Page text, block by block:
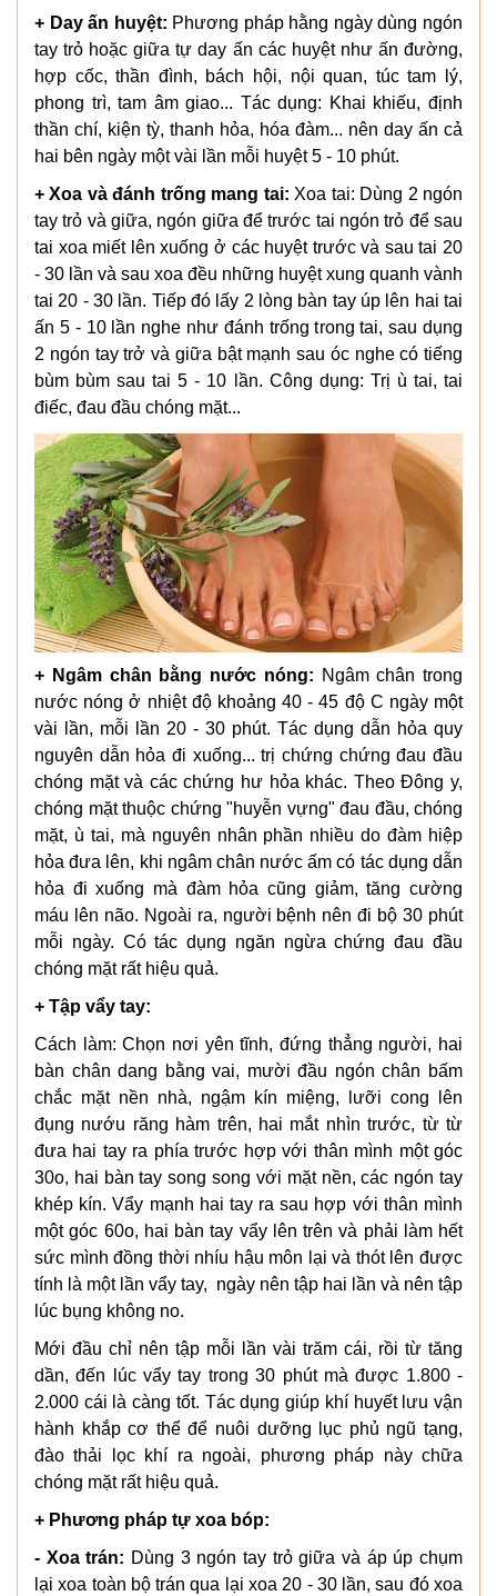
+ Day ấn huyệt: Phương pháp hằng ngày dùng ngón
tay trỏ hoặc giữa tự day ấn các huyệt như ấn đường,
hợp cốc, thần đình, bách hội, nội quan, túc tam lý,
phong trì, tam âm giao... Tác dụng: Khai khiếu, định
thần chí, kiện tỳ, thanh hỏa, hóa đàm... nên day ấn cả
hai bên ngày một vài lần mỗi huyệt 5 - 10 phút.
+ Xoa và đánh trống mang tai: Xoa tai: Dùng 2 ngón
tay trỏ và giữa, ngón giữa để trước tai ngón trỏ để sau
tai xoa miết lên xuống ở các huyệt trước và sau tai 20
- 30 lần và sau xoa đều những huyệt xung quanh vành
tai 20 - 30 lần. Tiếp đó lấy 2 lòng bàn tay úp lên hai tai
ấn 5 - 10 lần nghe như đánh trống trong tai, sau dụng
2 ngón tay trở và giữa bật mạnh sau óc nghe có tiếng
bùm bùm sau tai 5 - 10 lần. Công dụng: Trị ù tai, tai
điếc, đau đầu chóng mặt...
+ Ngâm chân bằng nước nóng: Ngâm chân trong
nước nóng ở nhiệt độ khoảng 40 - 45 độ C ngày một
vài lần, mỗi lần 20 - 30 phút. Tác dụng dẫn hỏa quy
nguyên dẫn hỏa đi xuống... trị chứng chứng đau đầu
chóng mặt và các chứng hư hỏa khác. Theo Đông y,
chóng mặt thuộc chứng "huyễn vựng" đau đầu, chóng
mặt, ù tai, mà nguyên nhân phần nhiều do đàm hiệp
hỏa đưa lên, khi ngâm chân nước ấm có tác dụng dẫn
hỏa đi xuống mà đàm hỏa cũng giảm, tăng cường
máu lên não. Ngoài ra, người bệnh nên đi bộ 30 phút
mỗi ngày. Có tác dụng ngăn ngừa chứng đau đầu
chóng mặt rất hiệu quả.
+ Tập vẩy tay:
Cách làm: Chọn nơi yên tĩnh, đứng thẳng người, hai
bàn chân dang bằng vai, mười đầu ngón chân bấm
chắc mặt nền nhà, ngậm kín miệng, lưỡi cong lên
đụng nướu răng hàm trên, hai mắt nhìn trước, từ từ
đưa hai tay ra phía trước hợp với thân mình một góc
30o, hai bàn tay song song với mặt nền, các ngón tay
khép kín. Vẩy mạnh hai tay ra sau hợp với thân mình
một góc 60o, hai bàn tay vẩy lên trên và phải làm hết
sức mình đồng thời nhíu hậu môn lại và thót lên được
tính là một lần vẩy tay, ngày nên tập hai lần và nên tập
lúc bụng không no.
Mới đầu chỉ nên tập mỗi lần vài trăm cái, rồi từ tăng
dần, đến lúc vẩy tay trong 30 phút mà được 1.800 -
2.000 cái là càng tốt. Tác dụng giúp khí huyết lưu vận
hành khắp cơ thể để nuôi dưỡng lục phủ ngũ tạng,
đào thải lọc khí ra ngoài, phương pháp này chữa
chóng mặt rất hiệu quả.
+ Phương pháp tự xoa bóp:
- Xoa trán: Dùng 3 ngón tay trỏ giữa và áp úp chụm
lại xoa toàn bộ trán qua lại xoa 20 - 30 lần, sau đó xoa